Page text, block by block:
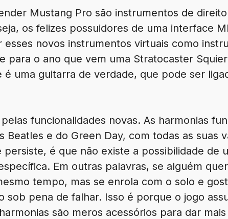
Mustang Pro são instrumentos de
os felizes possuidores de uma interface
novos instrumentos virtuais como
para o ano que vem uma Stratocaster
é uma guitarra de verdade, que pode ser
funcionalidades novas. As harmonias
Beatles e do Green Day, com todas as suas
é que não existe a possibilidade de
Em outras palavras, se alguém
tempo, mas se enrola com o solo e
sob pena de falhar. Isso é porque o jogo
são meros acessórios para dar